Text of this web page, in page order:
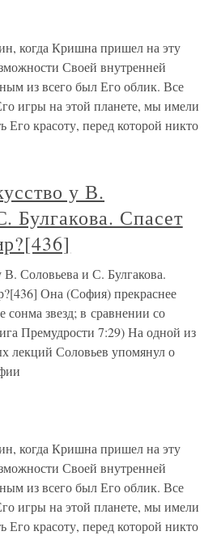
когда Кришна пришел на эту
Своей внутренней
из всего был Его облик. Все
игры на этой планете, мы имели
Его красоту, перед которой никто
у В.
Булгакова. Спасет
В. Соловьева и С. Булгакова.
Она (София) прекраснее
сонма звезд; в сравнении со
Премудрости 7:29) На одной из
лекций Соловьев упомянул о
когда Кришна пришел на эту
Своей внутренней
из всего был Его облик. Все
игры на этой планете, мы имели
Его красоту, перед которой никто